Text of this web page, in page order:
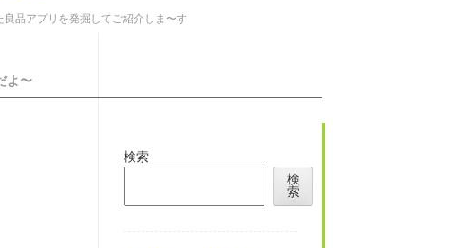
品アプリを発掘してご紹介しま〜す
よ〜
検索
検
索